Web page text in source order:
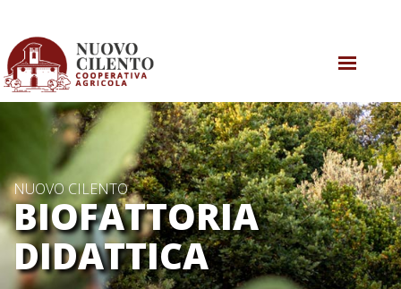
CHI SIAMO
COSA SAPPIAMO
COSA FACCIAMO
AGRICOLTURA RIGENERATIVA
COSA SUCCEDE
NUOVO CILENTO
BIOFATTORIA
DIDATTICA